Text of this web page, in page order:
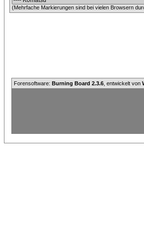
(Mehrfache Markierungen sind bei vielen Browsern
Forensoftware: Burning Board 2.3.6 , entwickelt von